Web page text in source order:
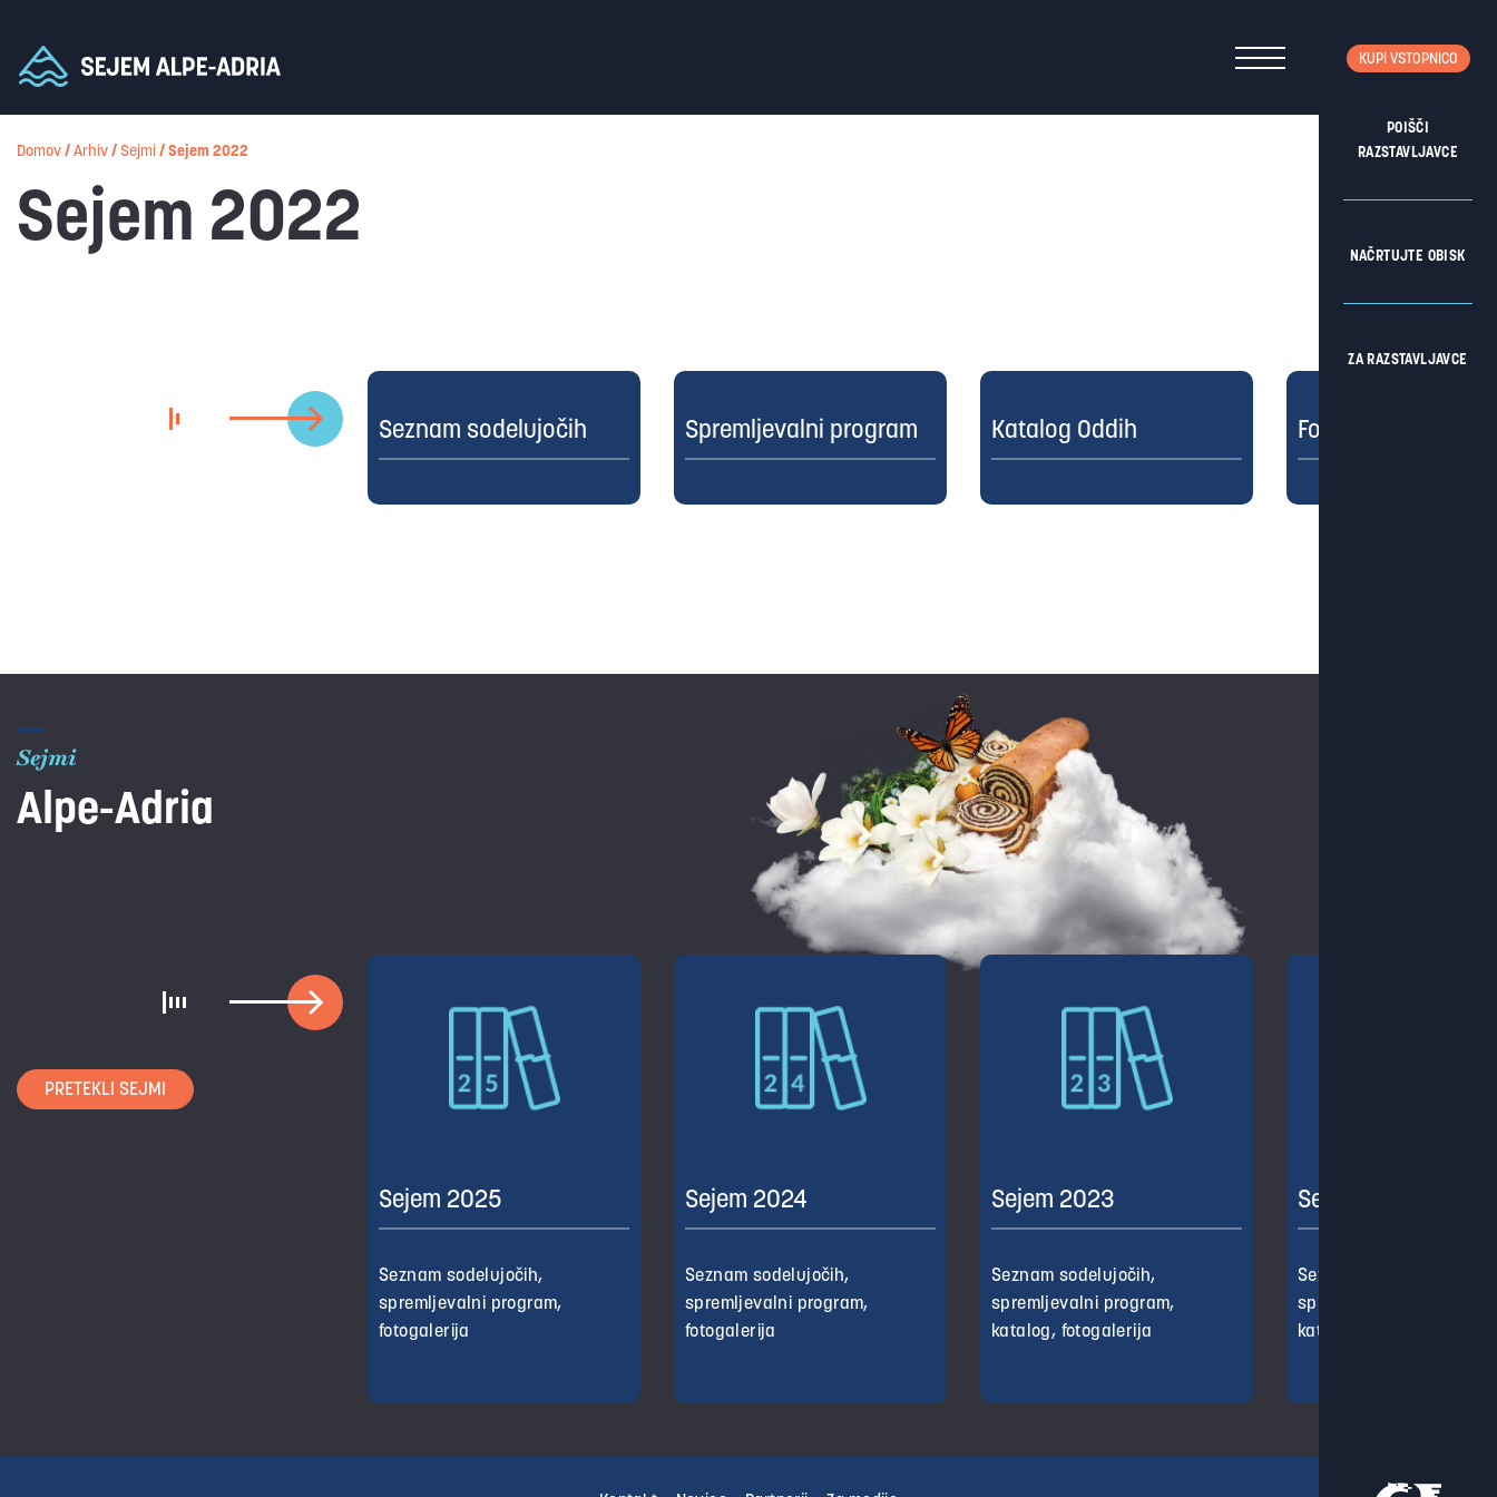
KUPI VSTOPNICO
POIŠČI
RAZSTAVLJAVCE
NAČRTUJTE OBISK
ZA RAZSTAVLJAVCE
Domov / Arhiv / Sejmi / Sejem 2022
Sejem 2022
Seznam sodelujočih Spremljevalni program Katalog Oddih Fotogalerija
Sejmi
Alpe-Adria
PRETEKLI SEJMI
Sejem 2025
Seznam sodelujočih,
spremljevalni program,
fotogalerija
Sejem 2024
Seznam sodelujočih,
spremljevalni program,
fotogalerija
Sejem 2023
Seznam sodelujočih,
spremljevalni program,
katalog, fotogalerija
Sejem 2022
Seznam sodelujočih,
spremljevalni program,
katalog, fotogalerija